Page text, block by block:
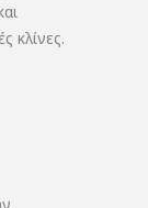
κλίνες.